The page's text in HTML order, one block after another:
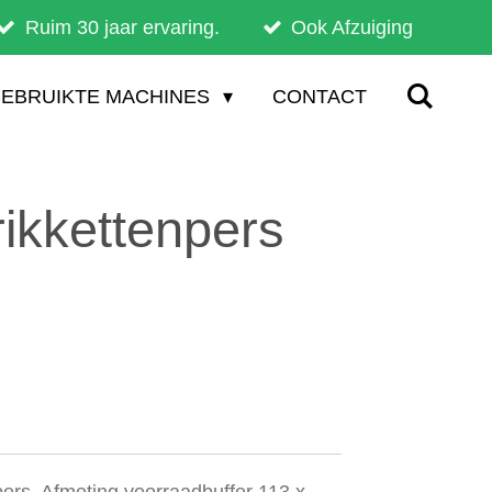
Ruim 30 jaar ervaring. Ook Afzuiging
MACHINES CONTACT